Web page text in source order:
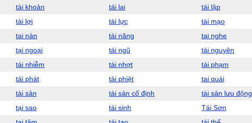
tài khoản tái lai
tái lập
tài lợi tài lực
tài mạo
tai nàn tài năng
tai nghe
tại ngoại tái ngũ
tài nguyên
tái nhiễm tái nhợt
tái phạm
tái phát tài phiệt
tai quái
tài sản tài sản cố định
tài sản lưu động
tại sao tái sinh
Tái Sơn